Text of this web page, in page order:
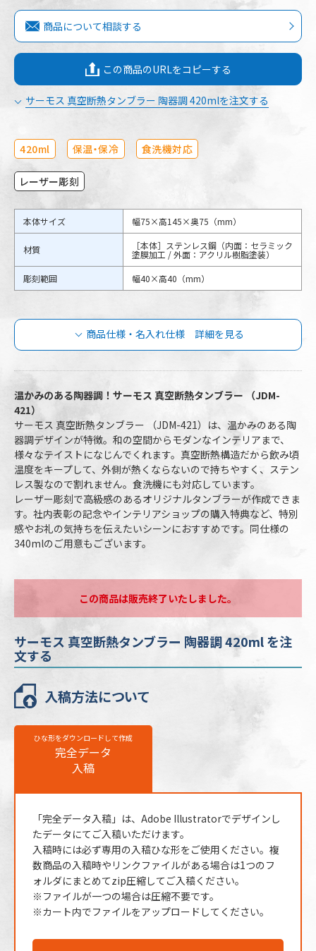
商品について相談する
この商品のURLをコピーする
サーモス 真空断熱タンブラー 陶器調 420mlを注文する
420ml 保温・保冷 食洗機対応
レーザー彫刻
本体サイズ 幅75×高145×奥75（mm）
材質 ［本体］ステンレス鋼（内面：セラミック
塗膜加工 / 外面：アクリル樹脂塗装）
彫刻範囲
幅40×高40（mm）
商品仕様・名入れ仕様 詳細を見る
サーモス 真空断熱タンブラー 陶器調
420mlの商品仕様
品番
JDM-421-RBE
JDM-421-OG
JDM-421-ASGY
JDM-421-DNVY
容量
420ml
本体カラー
4色より選択
最小ロット
30個
個包装
紙箱（幅79×高154×奥79mm）
最短出荷予定日
校了後16営業日後出荷
サーモス 真空断熱タンブラー 陶器調
420mlの名入れ仕様
名入れ方法
彫刻箇所
側面(飲み口から約25mmあける)
販売価格（本体代＋彫刻代）に含む
※ 再注文の際、仕上がりには商品の個体差や名入れ位置・色に若干の差が
生じる場合がございます。
温かみのある陶器調！サーモス 真空断熱タンブラー （JDM-
421）
サーモス 真空断熱タンブラー （JDM-421）は、温かみのある陶
器調デザインが特徴。和の空間からモダンなインテリアまで、
様々なテイストになじんでくれます。真空断熱構造だから飲み頃
温度をキープして、外側が熱くならないので持ちやすく、ステン
レス製なので割れません。食洗機にも対応しています。
レーザー彫刻で高級感のあるオリジナルタンブラーが作成できま
す。社内表彰の記念やインテリアショップの購入特典など、特別
感やお礼の気持ちを伝えたいシーンにおすすめです。同仕様の
340mlのご用意もございます。
この商品は販売終了いたしました。
サーモス 真空断熱タンブラー 陶器調 420ml を注
文する
入稿方法について
ひな形をダウンロードして作成
完全データ
入稿
「完全データ入稿」は、Adobe Illustratorでデザインし
たデータにてご入稿いただけます。
入稿時には必ず専用の入稿ひな形をご使用ください。複
数商品の入稿時やリンクファイルがある場合は1つのフ
ォルダにまとめてzip圧縮してご入稿ください。
※ファイルが一つの場合は圧縮不要です。
※カート内でファイルをアップロードしてください。